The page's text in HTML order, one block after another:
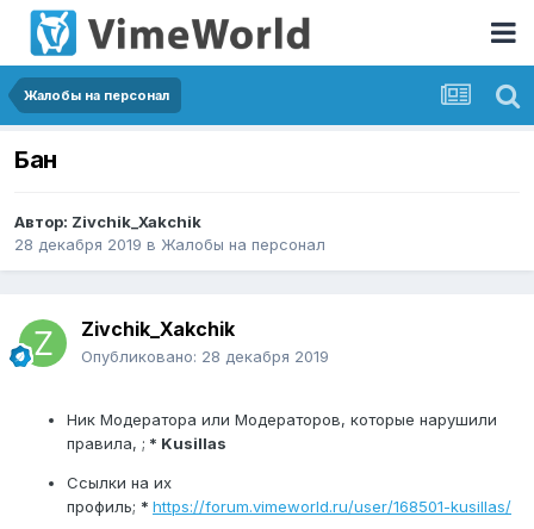
Жалобы на персонал
Бан
Автор: Zivchik_Xakchik
28 декабря 2019 в Жалобы на персонал
Zivchik_Xakchik
Опубликовано: 28 декабря 2019
Ник Модератора или Модераторов, которые нарушили
правила, ; * Kusillas
Ссылки на их
профиль; * https://forum.vimeworld.ru/user/168501-kusillas/